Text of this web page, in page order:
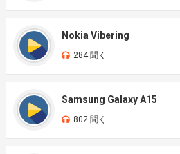
Nokia Vibering
284 聞く
Samsung Galaxy A15
802 聞く